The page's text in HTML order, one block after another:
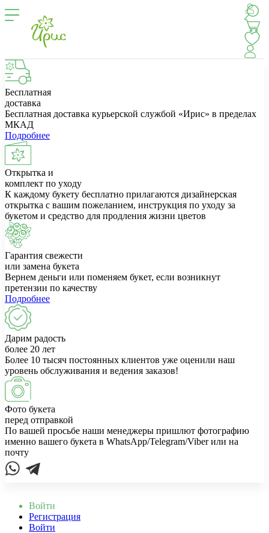
Бесплатная
доставка
Бесплатная доставка курьерской службой «Ирис» в пределах
МКАД
Подробнее
Открытка и
комплект по уходу
К каждому букету бесплатно прилагаются дизайнерская
открытка с вашим пожеланием, инструкция по уходу за
букетом и средство для продления жизни цветов
Гарантия свежести
или замена букета
Вернем деньги или поменяем букет, если возникнут
претензии по качеству
Подробнее
Дарим радость
более 20 лет
Более 10 тысяч постоянных клиентов уже оценили наш
уровень обслуживания и ведения заказов!
Фото букета
перед отправкой
По вашей просьбе наши менеджеры пришлют фотографию
именно вашего букета в WhatsApp/Telegram/Viber или на
почту
Войти
Регистрация
Войти